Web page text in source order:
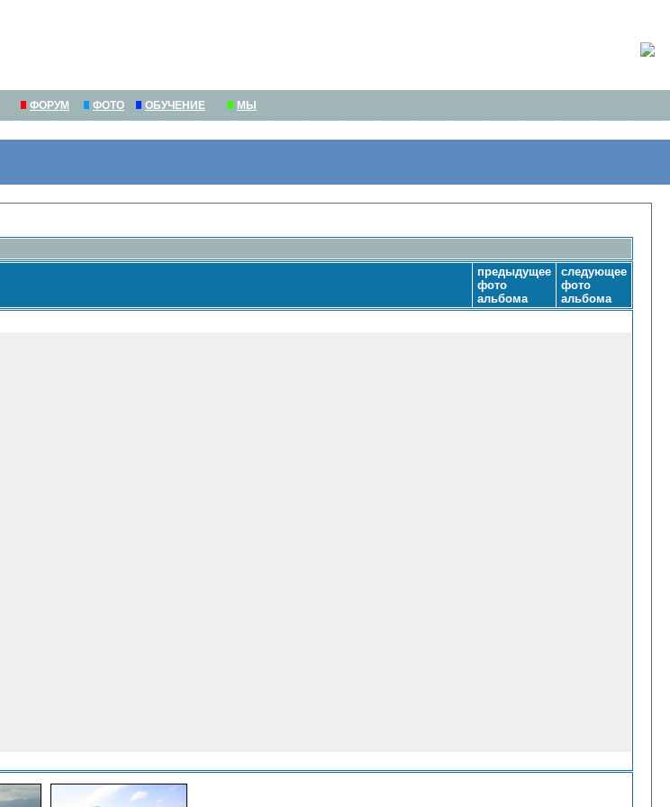
ФОРУМ ФОТО ОБУЧЕНИЕ МЫ
предыдущее
фото
альбома
следующее
фото
альбома